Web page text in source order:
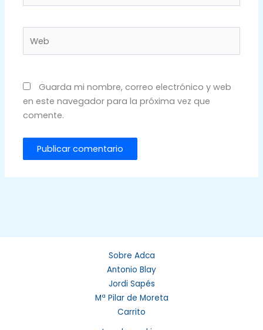
Guarda mi nombre, correo electrónico y web
en este navegador para la próxima vez que
comente.
Sobre Adca
Antonio Blay
Jordi Sapés
Mª Pilar de Moreta
Carrito